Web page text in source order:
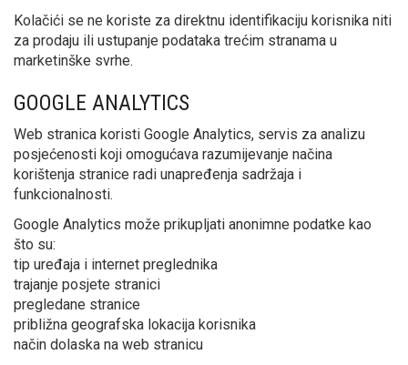
Kolačići se ne koriste za direktnu identifikaciju korisnika niti
za prodaju ili ustupanje podataka trećim stranama u
marketinške svrhe.
GOOGLE ANALYTICS
Web stranica koristi Google Analytics, servis za analizu
posjećenosti koji omogućava razumijevanje načina
korištenja stranice radi unapređenja sadržaja i
funkcionalnosti.
Google Analytics može prikupljati anonimne podatke kao
što su:
tip uređaja i internet preglednika
trajanje posjete stranici
pregledane stranice
približna geografska lokacija korisnika
način dolaska na web stranicu